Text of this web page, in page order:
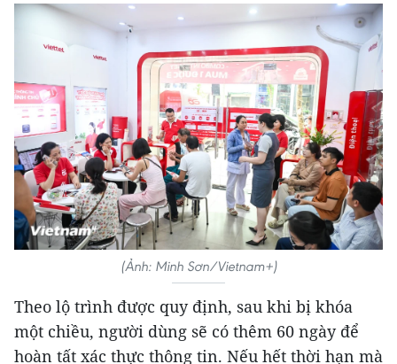
(Ảnh: Minh Sơn/Vietnam+)
Theo lộ trình được quy định, sau khi bị khóa
một chiều, người dùng sẽ có thêm 60 ngày để
hoàn tất xác thực thông tin. Nếu hết thời hạn mà